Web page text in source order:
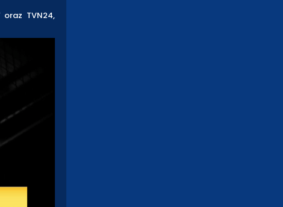
oraz TVN24,